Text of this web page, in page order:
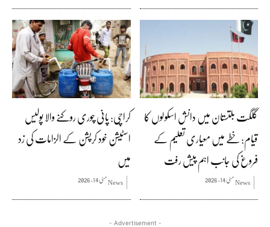
گلگت بلتستان میں دانش اسکولوں کا
قیام: خطے میں معیاری تعلیم کے
فروغ کی جانب اہم پیش رفت
Newsمئی 14, 2026
کراچی: پانی چوری روکنے والا پولیس
اسٹیشن خود کرپشن کے الزامات کی زد
میں
Newsمئی 14, 2026
- Advertisement -